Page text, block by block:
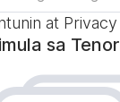
at Privacy
sa Tenor